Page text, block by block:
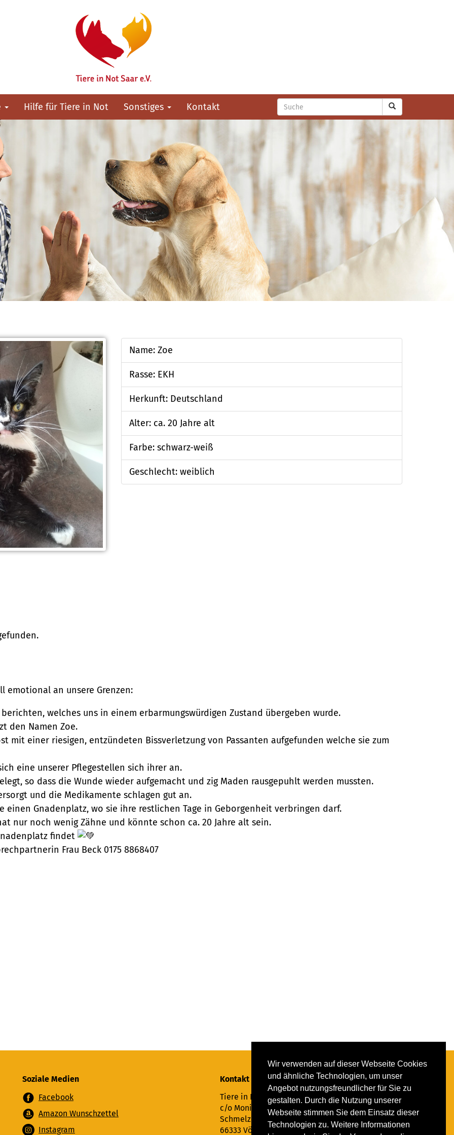
Wir verwenden auf dieser Webseite Cookies
und ähnliche Technologien, um unser
Angebot nutzungsfreundlicher für Sie zu
gestalten. Durch die Nutzung unserer
Webseite stimmen Sie dem Einsatz dieser
Technologien zu. Weitere Informationen
Hilfe für Tiere in Not Sonstiges Kontakt
Name: Zoe
Rasse: EKH
Herkunft: Deutschland
Alter: ca. 20 Jahre alt
Farbe: schwarz-weiß
Geschlecht: weiblich
emotional an unsere Grenzen:
welches uns in einem erbarmungswürdigen Zustand übergeben wurde.
den Namen Zoe.
mit einer riesigen, entzündeten Bissverletzung von Passanten aufgefunden welche sie zum
eine unserer Pflegestellen sich ihrer an.
so dass die Wunde wieder aufgemacht und zig Maden rausgepuhlt werden mussten.
und die Medikamente schlagen gut an.
einen Gnadenplatz, wo sie ihre restlichen Tage in Geborgenheit verbringen darf.
nur noch wenig Zähne und könnte schon ca. 20 Jahre alt sein.
findet
Frau Beck 0175 8868407
Soziale Medien
Facebook
Amazon Wunschzettel
Instagram
Kontakt
Tiere in Not Saar e.V.
c/o Monika Ewen
Schmelzer Straße 22
66333 Völklingen